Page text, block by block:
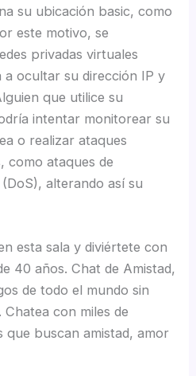
su ubicación basic, como
este motivo, se
privadas virtuales
a ocultar su dirección IP y
que utilice su
intentar monitorear su
o realizar ataques
como ataques de
alterando así su
esta sala y diviértete con
40 años. Chat de Amistad,
de todo el mundo sin
con miles de
que buscan amistad, amor